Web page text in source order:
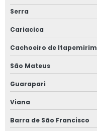
Serra
Cariacica
Cachoeiro de Itapemirim
São Mateus
Guarapari
Viana
Barra de São Francisco